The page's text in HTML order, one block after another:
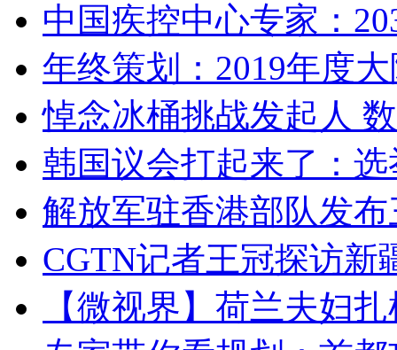
中国疾控中心专家：
年终策划：2019年度
悼念冰桶挑战发起人
韩国议会打起来了：
解放军驻香港部队发
CGTN记者王冠探访新
【微视界】荷兰夫妇